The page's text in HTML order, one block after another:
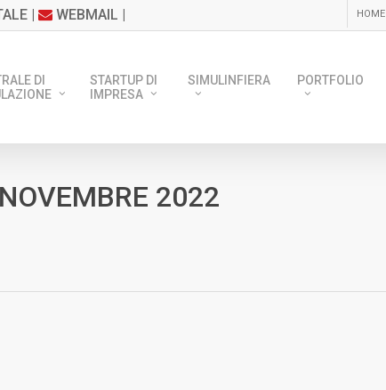
| WEBMAIL | HOME
DI
STARTUP DI
IMPRESA
SIMULINFIERA PORTFOLIO
2022